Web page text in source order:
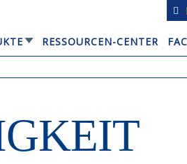
RESSOURCEN-CENTER